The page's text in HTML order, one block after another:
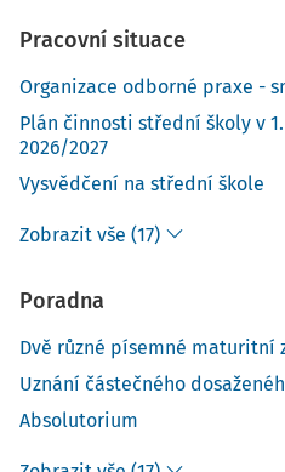
Pracovní situace
Organizace odborné praxe -
Plán činnosti střední školy v
2026/2027
Vysvědčení na střední škole
Zobrazit vše (17)
Poradna
Dvě různé písemné maturitní
Uznání částečného
Absolutorium